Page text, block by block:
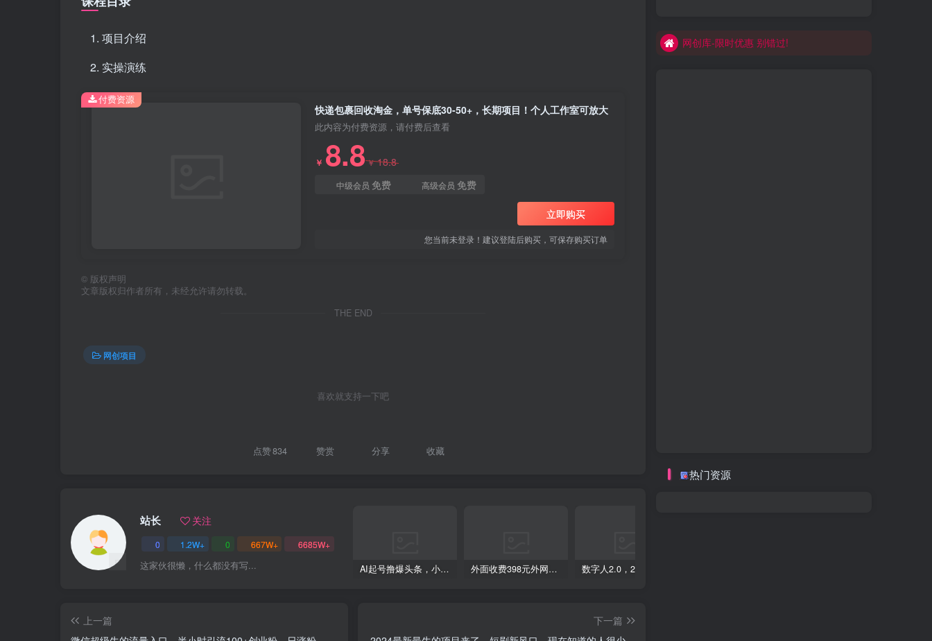
项目介绍
实操演练
快递包裹回收淘金，单号保底30-50+，长期项目！个人工作室可放大
此内容为付费资源，请付费后查看
￥ 8.8￥18.8
中级会员 免费 高级会员 免费
立即购买
您当前未登录！建议登陆后购买，可保存购买订单
付费资源
© 版权声明
文章版权归作者所有，未经允许请勿转载。
THE END
网创项目
喜欢就支持一下吧
点赞834 赞赏 分享 收藏
站长 关注
0 1.2W+ 0 667W+ 6685W+
这家伙很懒，什么都没有写... AI起号撸爆头条，小白也能操作，日入2000+ 外面收费398元外网超跑豪车汽车视频搬运至快手抖音上热门项目
上一篇
下一篇
网创库-限时优惠 别错过!
热门资源